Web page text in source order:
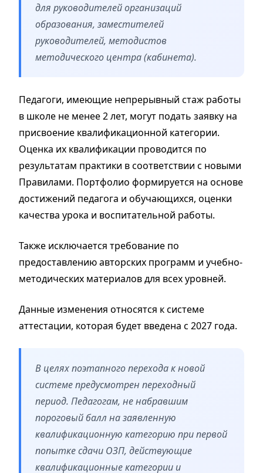
для руководителей организаций
образования, заместителей
руководителей, методистов
методического центра (кабинета).
Педагоги, имеющие непрерывный стаж работы
в школе не менее 2 лет, могут подать заявку на
присвоение квалификационной категории.
Оценка их квалификации проводится по
результатам практики в соответствии с новыми
Правилами. Портфолио формируется на основе
достижений педагога и обучающихся, оценки
качества урока и воспитательной работы.
Также исключается требование по
предоставлению авторских программ и учебно-
методических материалов для всех уровней.
Данные изменения относятся к системе
аттестации, которая будет введена с 2027 года.
В целях поэтапного перехода к новой
системе предусмотрен переходный
период. Педагогам, не набравшим
пороговый балл на заявленную
квалификационную категорию при первой
попытке сдачи ОЗП, действующие
квалификационные категории и